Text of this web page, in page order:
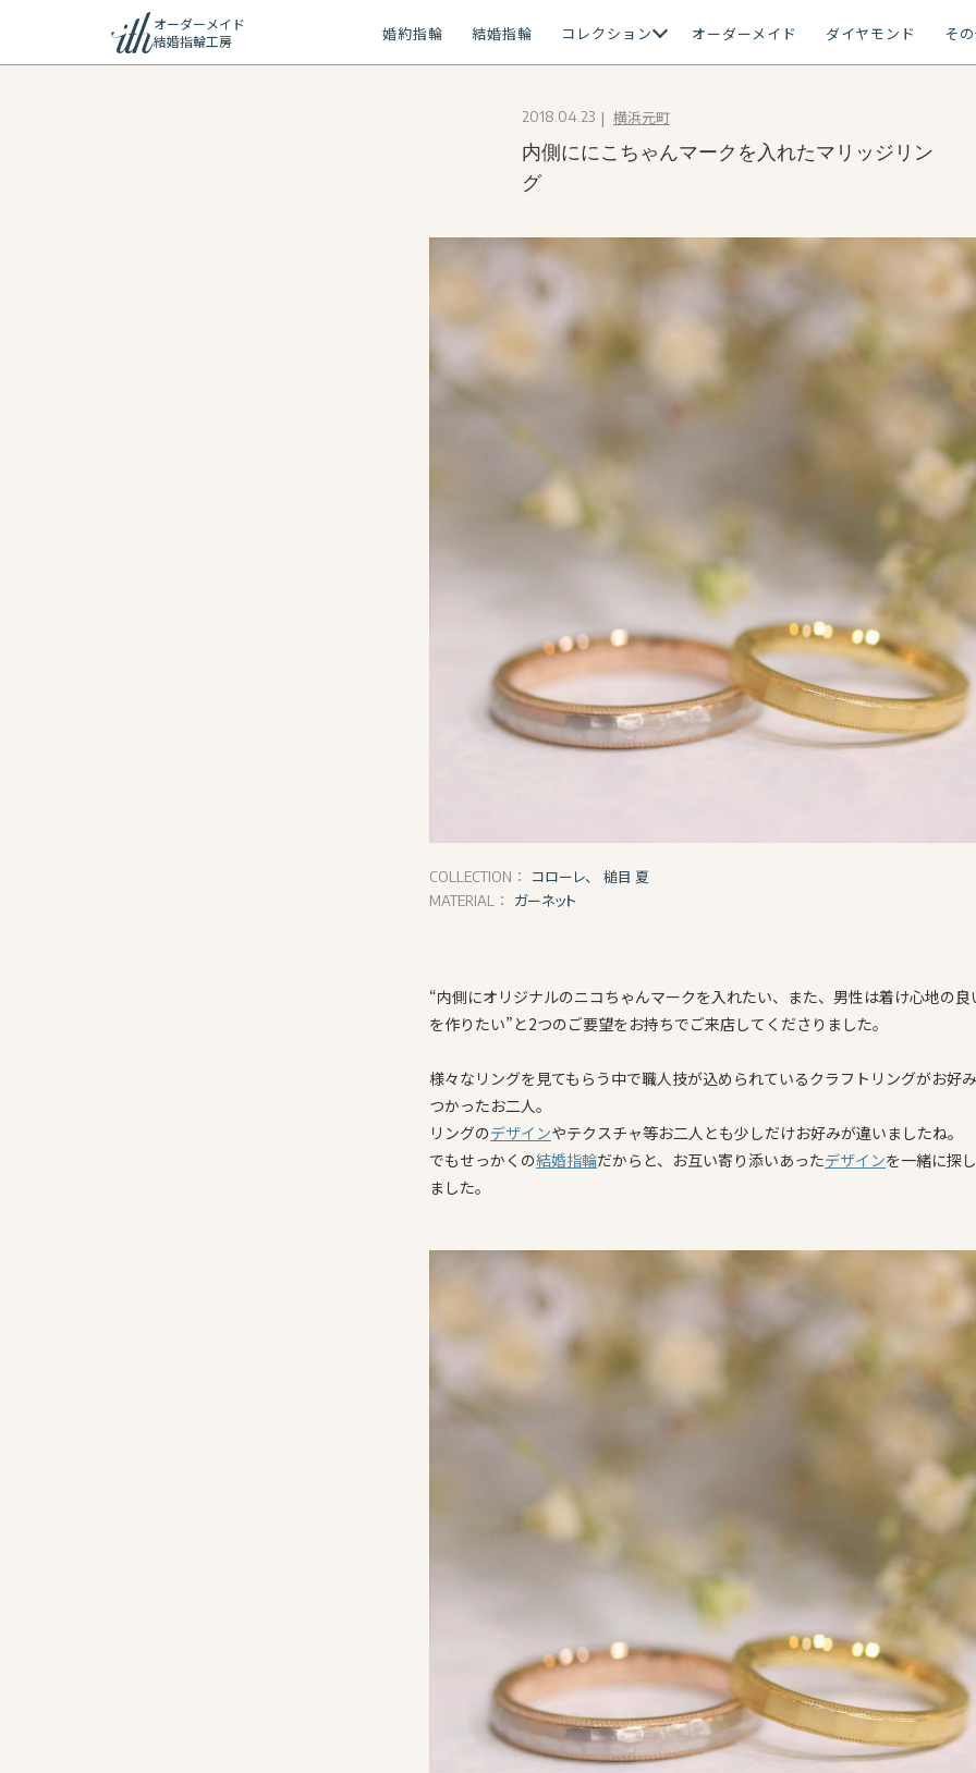
オーダーメイド
結婚指輪工房
婚約指輪 結婚指輪 コレクション オーダーメイド ダイヤモンド そ
2018.04.23 横浜元町
内側ににこちゃんマークを入れたマリッジリン
グ
COLLECTION： コローレ、 槌目 夏
MATERIAL： ガーネット
“内側にオリジナルのニコちゃんマークを入れたい、また、男性は着け心地の良
を作りたい”と2つのご要望をお持ちでご来店してくださりました。
様々なリングを見てもらう中で職人技が込められているクラフトリングがお好
つかったお二人。
リングのデザインやテクスチャ等お二人とも少しだけお好みが違いましたね。
でもせっかくの結婚指輪だからと、お互い寄り添いあったデザインを一緒に探
ました。